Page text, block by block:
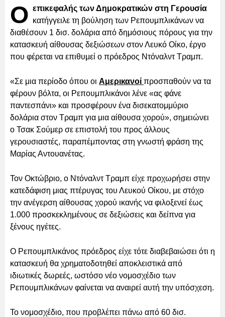
Ο επικεφαλής των Δημοκρατικών στη Γερουσία
κατήγγειλε τη βούληση των Ρεπουμπλικάνων να
διαθέσουν 1 δισ. δολάρια από δημόσιους πόρους για την
κατασκευή αίθουσας δεξιώσεων στον Λευκό Οίκο, έργο
που φέρεται να επιθυμεί ο πρόεδρος Ντόναλντ Τραμπ.
«Σε μια περίοδο όπου οι Αμερικανοί προσπαθούν να τα
φέρουν βόλτα, οι Ρεπουμπλικάνοι λένε «ας φάνε
παντεσπάνι» και προσφέρουν ένα δισεκατομμύριο
δολάρια στον Τραμπ για μια αίθουσα χορού», σημειώνει
ο Τσακ Σούμερ σε επιστολή του προς άλλους
γερουσιαστές, παραπέμποντας στη γνωστή φράση της
Μαρίας Αντουανέτας.
Τον Οκτώβριο, ο Ντόναλντ Τραμπ είχε προχωρήσει στην
κατεδάφιση μιας πτέρυγας του Λευκού Οίκου, με στόχο
την ανέγερση αίθουσας χορού ικανής να φιλοξενεί έως
1.000 προσκεκλημένους σε δεξιώσεις και δείπνα για
ξένους ηγέτες.
Ο Ρεπουμπλικάνος πρόεδρος είχε τότε διαβεβαιώσει ότι η
κατασκευή θα χρηματοδοτηθεί αποκλειστικά από
ιδιωτικές δωρεές, ωστόσο νέο νομοσχέδιο των
Ρεπουμπλικάνων φαίνεται να αναιρεί αυτή την υπόσχεση.
Το νομοσχέδιο, που προβλέπει πάνω από 60 δισ.